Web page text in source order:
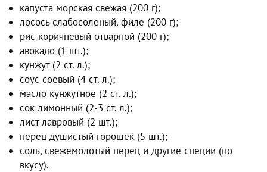
капуста морская свежая (200 г);
лосось слабосоленый, филе (200 г);
рис коричневый отварной (200 г);
авокадо (1 шт.);
кунжут (2 ст. л.);
соус соевый (4 ст. л.);
масло кунжутное (2 ст. л.);
сок лимонный (2-3 ст. л.);
лист лавровый (2 шт.);
перец душистый горошек (5 шт.);
соль, свежемолотый перец и другие специи (по
вкусу).